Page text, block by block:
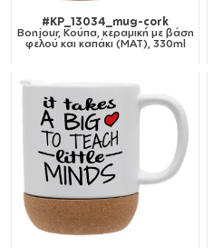
#KP_13034_mug-cork
Bonjour, Κούπα, κεραμική με βάση
φελού και καπάκι (ΜΑΤ), 330ml